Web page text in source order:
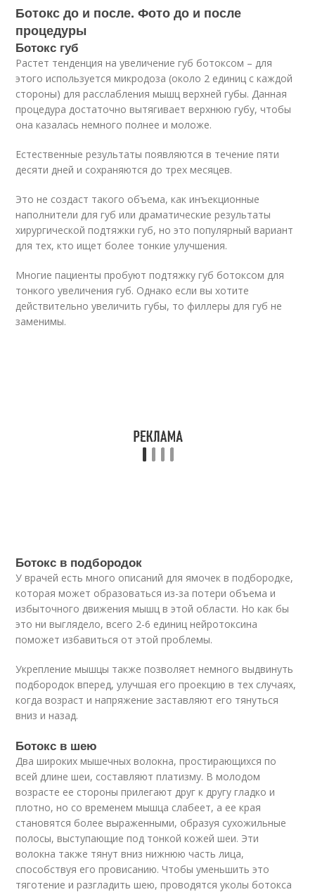
Ботокс до и после. Фото до и после
процедуры
Ботокс губ
Растет тенденция на увеличение губ ботоксом – для
этого используется микродоза (около 2 единиц с каждой
стороны) для расслабления мышц верхней губы. Данная
процедура достаточно вытягивает верхнюю губу, чтобы
она казалась немного полнее и моложе.
Естественные результаты появляются в течение пяти
десяти дней и сохраняются до трех месяцев.
Это не создаст такого объема, как инъекционные
наполнители для губ или драматические результаты
хирургической подтяжки губ, но это популярный вариант
для тех, кто ищет более тонкие улучшения.
Многие пациенты пробуют подтяжку губ ботоксом для
тонкого увеличения губ. Однако если вы хотите
действительно увеличить губы, то филлеры для губ не
заменимы.
Ботокс в подбородок
У врачей есть много описаний для ямочек в подбородке,
которая может образоваться из-за потери объема и
избыточного движения мышц в этой области. Но как бы
это ни выглядело, всего 2-6 единиц нейротоксина
поможет избавиться от этой проблемы.
Укрепление мышцы также позволяет немного выдвинуть
подбородок вперед, улучшая его проекцию в тех случаях,
когда возраст и напряжение заставляют его тянуться
вниз и назад.
Ботокс в шею
Два широких мышечных волокна, простирающихся по
всей длине шеи, составляют платизму. В молодом
возрасте ее стороны прилегают друг к другу гладко и
плотно, но со временем мышца слабеет, а ее края
становятся более выраженными, образуя сухожильные
полосы, выступающие под тонкой кожей шеи. Эти
волокна также тянут вниз нижнюю часть лица,
способствуя его провисанию. Чтобы уменьшить это
тяготение и разгладить шею, проводятся уколы ботокса